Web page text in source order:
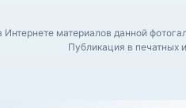
материалов данной
Публикация в печатных